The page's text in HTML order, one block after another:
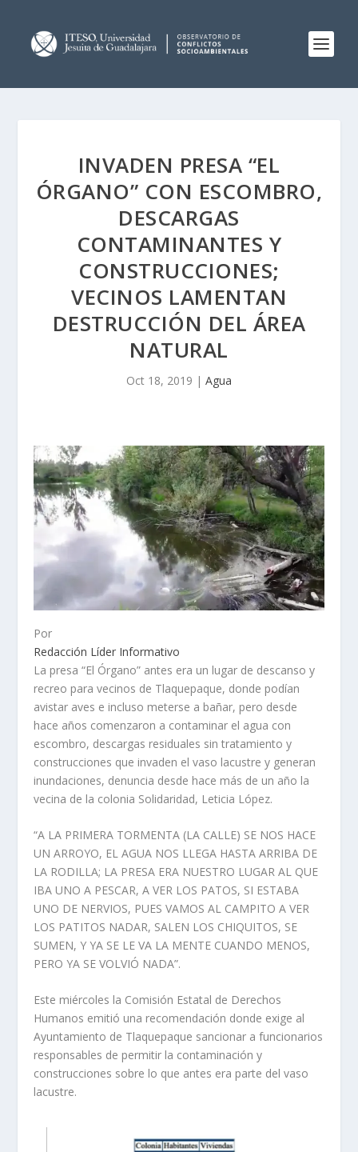
INVADEN PRESA “EL
ÓRGANO” CON ESCOMBRO,
DESCARGAS
CONTAMINANTES Y
CONSTRUCCIONES;
VECINOS LAMENTAN
DESTRUCCIÓN DEL ÁREA
NATURAL
Oct 18, 2019 | Agua
Por
Redacción Líder Informativo
La presa “El Órgano” antes era un lugar de descanso y
recreo para vecinos de Tlaquepaque, donde podían
avistar aves e incluso meterse a bañar, pero desde
hace años comenzaron a contaminar el agua con
escombro, descargas residuales sin tratamiento y
construcciones que invaden el vaso lacustre y generan
inundaciones, denuncia desde hace más de un año la
vecina de la colonia Solidaridad, Leticia López.
“A LA PRIMERA TORMENTA (LA CALLE) SE NOS HACE
UN ARROYO, EL AGUA NOS LLEGA HASTA ARRIBA DE
LA RODILLA; LA PRESA ERA NUESTRO LUGAR AL QUE
IBA UNO A PESCAR, A VER LOS PATOS, SI ESTABA
UNO DE NERVIOS, PUES VAMOS AL CAMPITO A VER
LOS PATITOS NADAR, SALEN LOS CHIQUITOS, SE
SUMEN, Y YA SE LE VA LA MENTE CUANDO MENOS,
PERO YA SE VOLVIÓ NADA”.
Este miércoles la Comisión Estatal de Derechos
Humanos emitió una recomendación donde exige al
Ayuntamiento de Tlaquepaque sancionar a funcionarios
responsables de permitir la contaminación y
construcciones sobre lo que antes era parte del vaso
lacustre.